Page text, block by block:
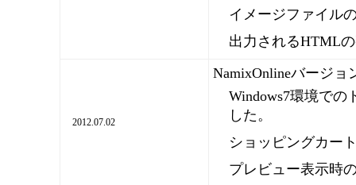
イメージファイル
出力されるHTML
2012.07.02
NamixOnlineバージョ
Windows7環境での
した。
ショッピングカー
プレビュー表示時